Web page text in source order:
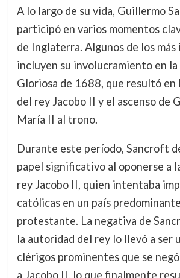
A lo largo de su vida, Guillermo
participó en varios momentos
de Inglaterra. Algunos de los
incluyen su involucramiento en
Gloriosa de 1688, que resultó en
del rey Jacobo II y el ascenso de
María II al trono.
Durante este período, Sancroft
papel significativo al oponerse a
rey Jacobo II, quien intentaba
católicas en un país
protestante. La negativa de
la autoridad del rey lo llevó a ser
clérigos prominentes que se
a Jacobo II, lo que finalmente